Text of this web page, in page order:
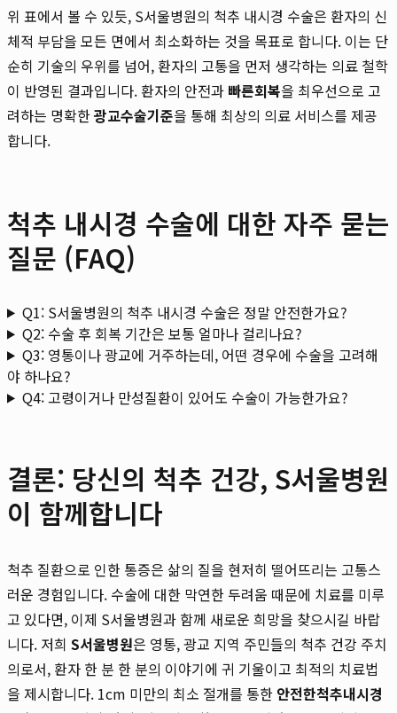
위 표에서 볼 수 있듯, S서울병원의 척추 내시경 수술은 환자의 신
체적 부담을 모든 면에서 최소화하는 것을 목표로 합니다. 이는 단
순히 기술의 우위를 넘어, 환자의 고통을 먼저 생각하는 의료 철학
이 반영된 결과입니다. 환자의 안전과 빠른회복을 최우선으로 고
려하는 명확한광교수술기준을 통해 최상의 의료 서비스를 제공
합니다.
척추 내시경 수술에 대한 자주 묻는
질문 (FAQ)
Q1: S서울병원의 척추 내시경 수술은 정말 안전한가요?
Q2: 수술 후 회복 기간은 보통 얼마나 걸리나요?
Q3: 영통이나 광교에 거주하는데, 어떤 경우에 수술을 고려해
야 하나요?
Q4: 고령이거나 만성질환이 있어도 수술이 가능한가요?
결론: 당신의 척추 건강, S서울병원
이 함께합니다
척추 질환으로 인한 통증은 삶의 질을 현저히 떨어뜨리는 고통스
러운 경험입니다. 수술에 대한 막연한 두려움 때문에 치료를 미루
고 있다면, 이제 S서울병원과 함께 새로운 희망을 찾으시길 바랍
니다. 저희 S서울병원은 영통, 광교 지역 주민들의 척추 건강 주치
의로서, 환자 한 분 한 분의 이야기에 귀 기울이고 최적의 치료법
을 제시합니다. 1cm 미만의 최소 절개를 통한 안전한척추내시경